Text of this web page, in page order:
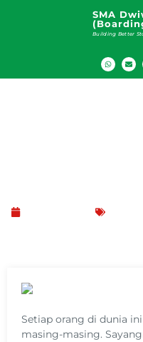
SMA
Building Better
Setiap orang di dunia
masing-masing.